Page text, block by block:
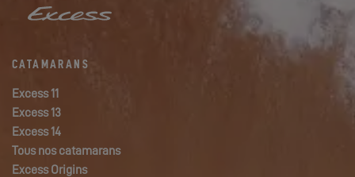
CATAMARANS
Excess 11
Excess 13
Excess 14
Tous nos catamarans
Excess Origins